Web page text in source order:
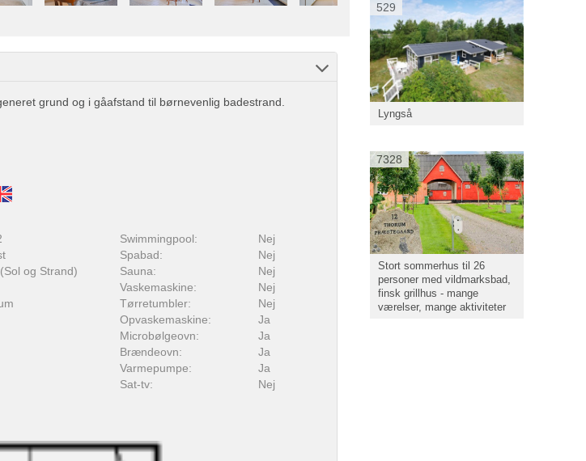
529
Lyngså
7328
Stort sommerhus til 26
personer med vildmarksbad,
finsk grillhus - mange
værelser, mange aktiviteter
grund og i gåafstand til børnevenlig badestrand.
og Strand)
Swimmingpool:
Nej
Spabad:
Nej
Sauna:
Nej
Vaskemaskine:
Nej
Tørretumbler:
Nej
Opvaskemaskine:
Ja
Microbølgeovn:
Ja
Brændeovn:
Ja
Varmepumpe:
Ja
Sat-tv:
Nej